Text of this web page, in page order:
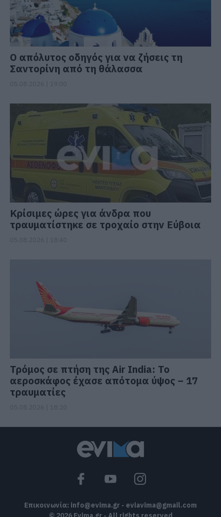
Ο απόλυτος οδηγός για να ζήσεις τη
Σαντορίνη από τη θάλασσα
Κρίσιμες ώρες για άνδρα που
τραυματίστηκε σε τροχαίο στην Εύβοια
Τρόμος σε πτήση της Air India: Το
αεροσκάφος έχασε απότομα ύψος – 17
τραυματίες
Επικοινωνία: info@evima.gr - eviavima@gmail.com